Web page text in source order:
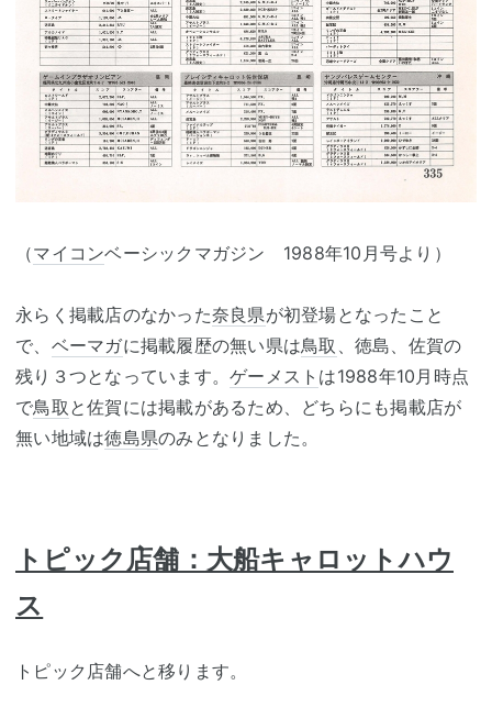
（マイコンベーシックマガジン 1988年10月号より）
永らく掲載店のなかった奈良県が初登場となったこと
で、 ベーマガに掲載履歴の無い県は鳥取
、徳島、佐賀の
残り３つとなっています。 ゲーメスト は1988年10月時点
で鳥取 と佐賀には掲載があるため、どちらにも掲載店が
無い地域は徳島県のみとなりました。
トピック店舗：大船キャロットハウ
ス
トピック店舗へと移ります。